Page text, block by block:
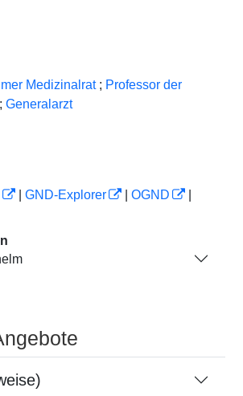
Medizinalrat ; Professor der
; Generalarzt
GND-Explorer OGND